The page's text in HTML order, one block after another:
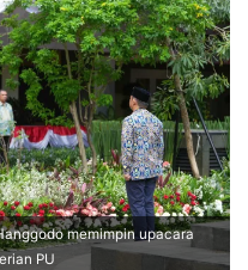
memimpin upacara
PU